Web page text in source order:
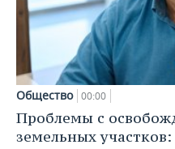
Общество 00:00
Проблемы с
земельных